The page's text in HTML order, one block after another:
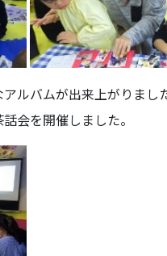
ルバムが出来上がりまし
会を開催しました。